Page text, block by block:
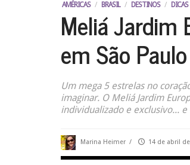
AMÉRICAS / BRASIL / DESTINOS / DICAS
Meliá Jardim
em São Paulo
Um mega 5 estrelas no
imaginar. O Meliá Jardim
individualizado e exclusivo... e
Marina Heimer / 14 de abril